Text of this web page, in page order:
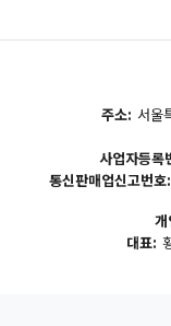
주소: 서울
사업자등록
통신판매업신고번호:
대표: